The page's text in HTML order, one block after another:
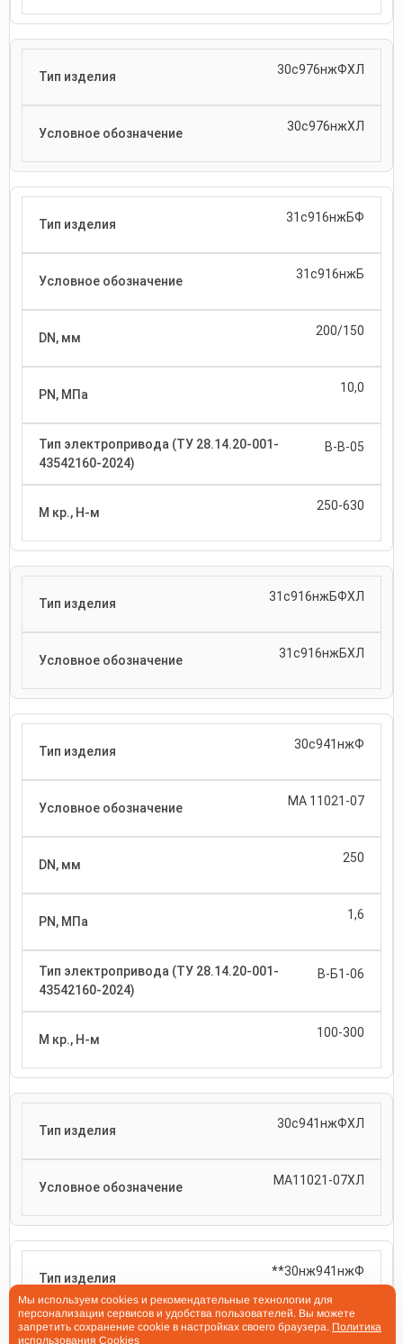
30с976нжФХЛ
30с976нжХЛ
31с916нжБФ
31с916нжБ
200/150
10,0
В-В-05
250-630
31с916нжБФХЛ
31с916нжБХЛ
30с941нжФ
МА 11021-07
250
1,6
В-Б1-06
100-300
30с941нжФХЛ
МА11021-07ХЛ
**30нж941нжФ
МА 11071-07
Мы используем cookies и рекомендательные технологии для
персонализации сервисов и удобства пользователей. Вы можете
запретить сохранение cookie в настройках своего браузера. Политика
использования Cookies